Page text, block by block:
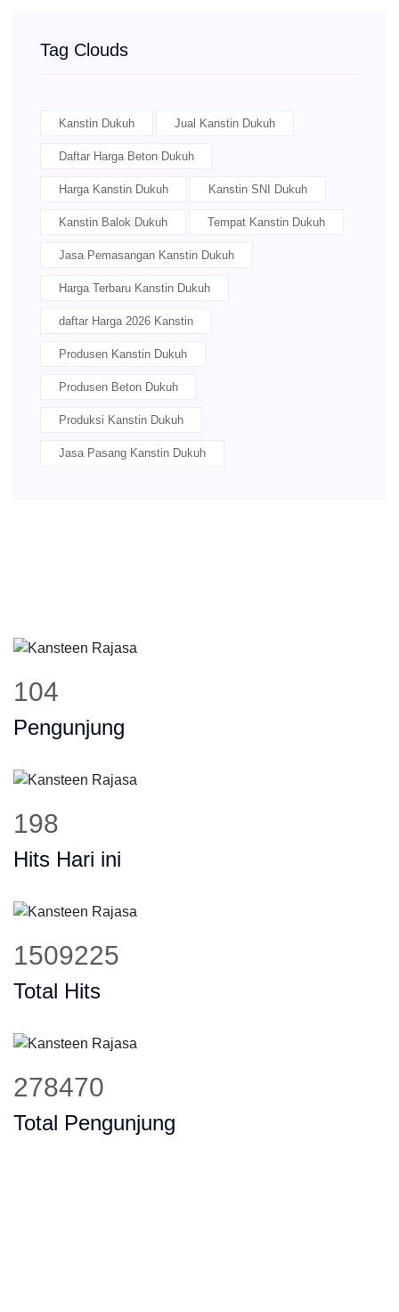
Tag Clouds
Kanstin Dukuh Jual Kanstin Dukuh
Daftar Harga Beton Dukuh
Harga Kanstin Dukuh Kanstin SNI Dukuh
Kanstin Balok Dukuh Tempat Kanstin Dukuh
Jasa Pemasangan Kanstin Dukuh
Harga Terbaru Kanstin Dukuh
daftar Harga 2026 Kanstin
Produsen Kanstin Dukuh
Produsen Beton Dukuh
Produksi Kanstin Dukuh
Jasa Pasang Kanstin Dukuh
129
Pengunjung
246
Hits Hari ini
1901156
Total Hits
350786
Total Pengunjung